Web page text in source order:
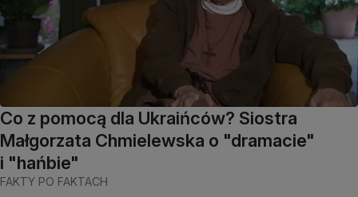
Co z pomocą dla Ukraińców? Siostra
Małgorzata Chmielewska o "dramacie"
i "hańbie"
FAKTY PO FAKTACH